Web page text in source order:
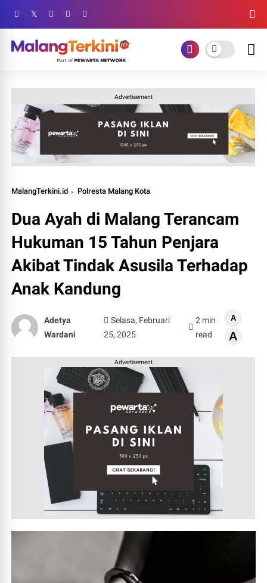
Advertisement
MalangTerkini.id Polresta Malang Kota
Dua Ayah di Malang Terancam
Hukuman 15 Tahun Penjara
Akibat Tindak Asusila Terhadap
Anak Kandung
Adetya
Wardani
Selasa, Februari
25, 2025
2 min
read
A
A
Advertisement